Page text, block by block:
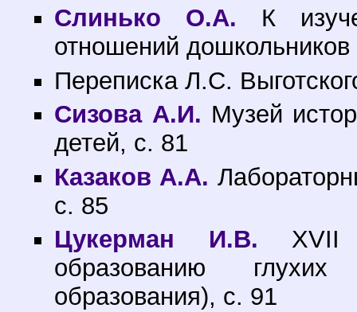
Слинько О.А. К
отношений
Переписка Л.С.
Сизова А.И. Музей
детей, с. 81
Казаков А.А.
с. 85
Цукерман И.В. XVII
образованию глухих
образования), с. 91